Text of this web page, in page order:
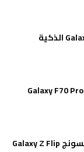
مواصفات هاتف سامسونج Galaxy F70 Pro
جميع مواصفات هاتف سامسونج Galaxy Z Flip